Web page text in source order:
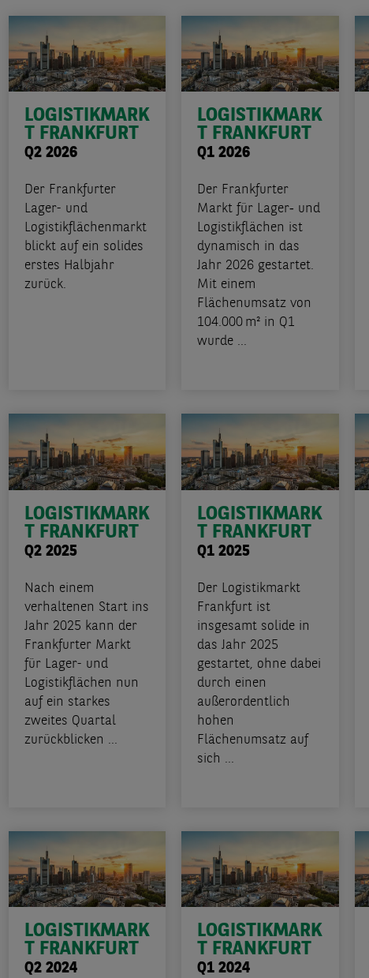
LOGISTIKMARK
T FRANKFURT
Q2 2026
Der Frankfurter
Lager- und
Logistikflächenmarkt
blickt auf ein solides
erstes Halbjahr
zurück.
LOGISTIKMARK
T FRANKFURT
Q1 2026
Der Frankfurter
Markt für Lager‑ und
Logistikflächen ist
dynamisch in das
Jahr 2026 gestartet.
Mit einem
Flächenumsatz von
104.000 m² in Q1
wurde ...
LOGISTIKMARK
T FRANKFURT
Q2 2025
Nach einem
verhaltenen Start ins
Jahr 2025 kann der
Frankfurter Markt
für Lager- und
Logistikflächen nun
auf ein starkes
zweites Quartal
zurückblicken ...
LOGISTIKMARK
T FRANKFURT
Q1 2025
Der Logistikmarkt
Frankfurt ist
insgesamt solide in
das Jahr 2025
gestartet, ohne dabei
durch einen
außerordentlich
hohen
Flächenumsatz auf
sich ...
LOGISTIKMARK
T FRANKFURT
Q2 2024
LOGISTIKMARK
T FRANKFURT
Q1 2024